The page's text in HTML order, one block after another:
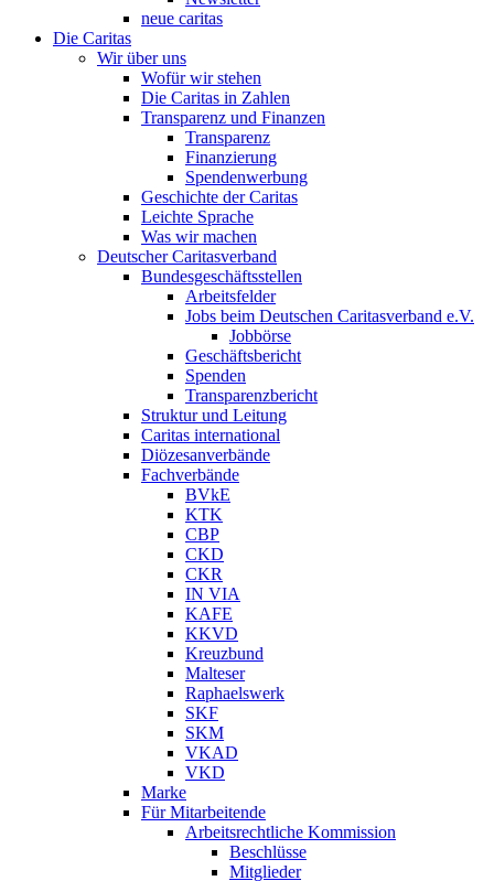
neue caritas
Die Caritas
Wir über uns
Wofür wir stehen
Die Caritas in Zahlen
Transparenz und Finanzen
Transparenz
Finanzierung
Spendenwerbung
Geschichte der Caritas
Leichte Sprache
Was wir machen
Deutscher Caritasverband
Bundesgeschäftsstellen
Arbeitsfelder
Jobs beim Deutschen Caritasverband e.V.
Jobbörse
Geschäftsbericht
Spenden
Transparenzbericht
Struktur und Leitung
Caritas international
Diözesanverbände
Fachverbände
BVkE
KTK
CBP
CKD
CKR
IN VIA
KAFE
KKVD
Kreuzbund
Malteser
Raphaelswerk
SKF
SKM
VKAD
VKD
Marke
Für Mitarbeitende
Arbeitsrechtliche Kommission
Beschlüsse
Mitglieder